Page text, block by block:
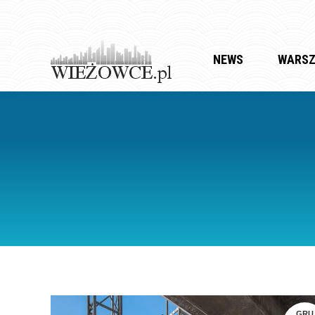
NEWS
GRU